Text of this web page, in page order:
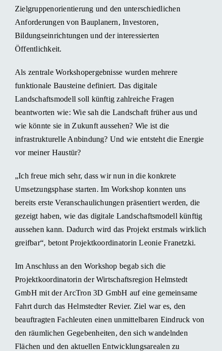
Zielgruppenorientierung und den unterschiedlichen
Anforderungen von Bauplanern, Investoren,
Bildungseinrichtungen und der interessierten
Öffentlichkeit.
Als zentrale Workshopergebnisse wurden mehrere
funktionale Bausteine definiert. Das digitale
Landschaftsmodell soll künftig zahlreiche Fragen
beantworten wie: Wie sah die Landschaft früher aus und
wie könnte sie in Zukunft aussehen? Wie ist die
infrastrukturelle Anbindung? Und wie entsteht die Energie
vor meiner Haustür?
„Ich freue mich sehr, dass wir nun in die konkrete
Umsetzungsphase starten. Im Workshop konnten uns
bereits erste Veranschaulichungen präsentiert werden, die
gezeigt haben, wie das digitale Landschaftsmodell künftig
aussehen kann. Dadurch wird das Projekt erstmals wirklich
greifbar“, betont Projektkoordinatorin Leonie Franetzki.
Im Anschluss an den Workshop begab sich die
Projektkoordinatorin der Wirtschaftsregion Helmstedt
GmbH mit der ArcTron 3D GmbH auf eine gemeinsame
Fahrt durch das Helmstedter Revier. Ziel war es, den
beauftragten Fachleuten einen unmittelbaren Eindruck von
den räumlichen Gegebenheiten, den sich wandelnden
Flächen und den aktuellen Entwicklungsarealen zu